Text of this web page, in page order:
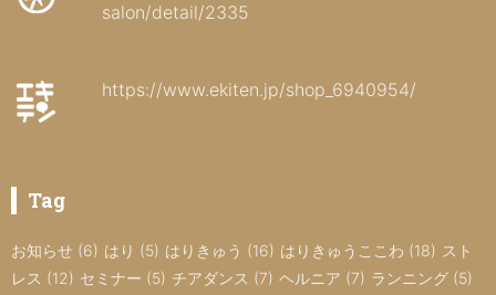
salon/detail/2335
https://www.ekiten.jp/shop_6940954/
Tag
お知らせ (6) はり (5) はりきゅう (16) はりきゅうここわ (18) スト
レス (12) セミナー (5) チアダンス (7) ヘルニア (7) ランニング (5)